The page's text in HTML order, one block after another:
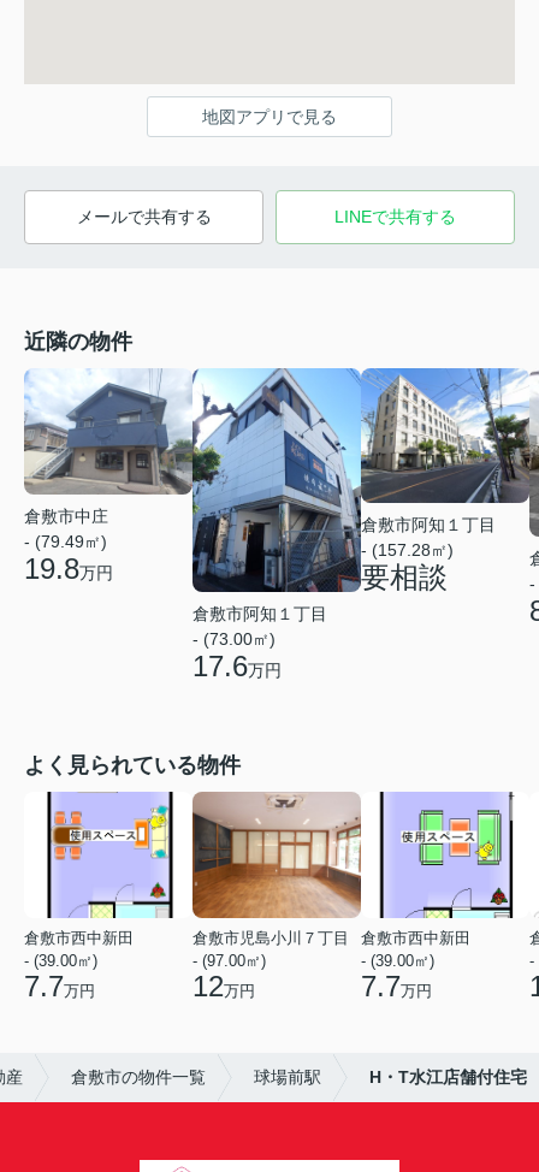
地図アプリで見る
メールで共有する LINEで共有する
近隣の物件
倉敷市中庄
- (79.49㎡)
19.8万円
倉敷市阿知１丁目
- (73.00㎡)
17.6万円
倉敷市阿知１丁目
- (157.28㎡)
要相談
-
よく見られている物件
倉敷市西中新田
- (39.00㎡)
7.7万円
倉敷市児島小川７丁目
- (97.00㎡)
12万円
倉敷市西中新田
- (39.00㎡)
7.7万円
-
産 倉敷市の物件一覧 球場前駅 H・T水江店舗付住宅